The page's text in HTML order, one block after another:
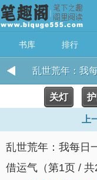
书库 排行
乱世荒年：我
关灯
上
乱世荒年：我每日
借运气（第1页 / 共